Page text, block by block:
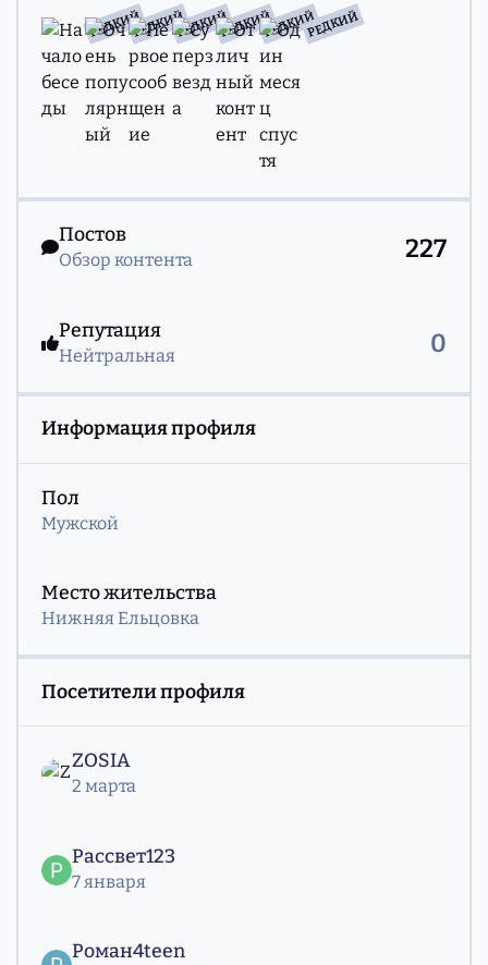
РЕДКИЙРЕДКИЙРЕДКИЙРЕДКИЙРЕДКИЙРЕДКИЙ
Постов
Обзор контента 227
Репутация
Нейтральная 0
Информация профиля
Пол
Мужской
Место жительства
Нижняя Ельцовка
Посетители профиля
ZOSIA
2 марта
Рассвет123
7 января
Роман4teen